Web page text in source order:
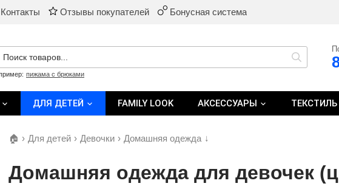
Контакты Отзывы покупателей Бонусная система
пижама с брюками
ДЛЯ ДЕТЕЙ FAMILY LOOK АКСЕССУАРЫ ТЕКСТИЛЬ
🏠 › Для детей › Девочки › Домашняя одежда ↓
Домашняя одежда для девочек